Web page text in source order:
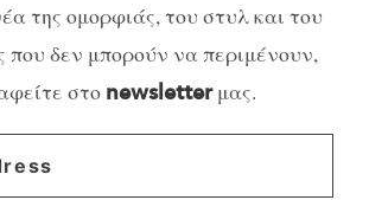
της ομορφιάς, του στυλ και του
που δεν μπορούν να περιμένουν,
στο newsletterμας.